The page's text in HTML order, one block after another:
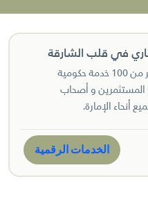
في قلب الشارقة
يمكنك الوصول إلى أكثر من 100 خدمة حكومية
المستثمرين و أصحاب
أنحاء الإمارة.
الخدمات الرقمية